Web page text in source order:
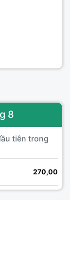
8
tiên trong
270,00